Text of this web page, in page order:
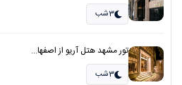
3شب
تور مشهد هتل آریو از اصفها...
3شب